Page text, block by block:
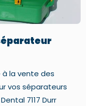
à la vente des
vos séparateurs
7117 Durr